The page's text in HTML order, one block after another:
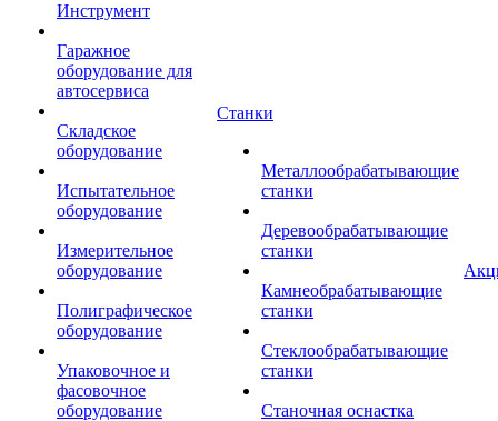
Инструмент
Гаражное
оборудование для
автосервиса
Складское
оборудование
Испытательное
оборудование
Измерительное
оборудование
Полиграфическое
оборудование
Упаковочное и
фасовочное
оборудование
Станки
Металлообрабатывающие
станки
Деревообрабатывающие
станки
Камнеобрабатывающие
станки
Стеклообрабатывающие
станки
Станочная оснастка